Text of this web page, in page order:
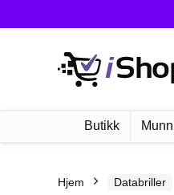
Butikk
Hjem Databriller